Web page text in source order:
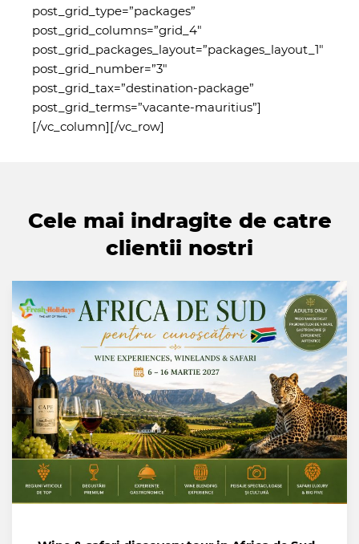
post_grid_type=”packages”
post_grid_columns=”grid_4″
post_grid_packages_layout=”packages_layout_1″
post_grid_number=”3″
post_grid_tax=”destination-package”
post_grid_terms=”vacante-mauritius”]
[/vc_column][/vc_row]
Cele mai indragite de catre
clientii nostri